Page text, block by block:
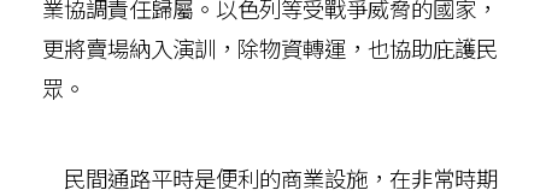
業協調責任歸屬。以色列等受戰爭威脅的國家，
更將賣場納入演訓，除物資轉運，也協助庇護民
眾。
民間通路平時是便利的商業設施，在非常時期